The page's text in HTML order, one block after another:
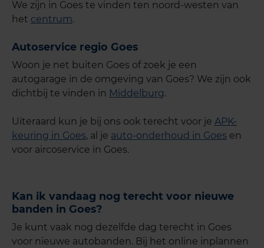
We zijn in Goes te vinden ten noord-westen van
het centrum.
Autoservice regio Goes
Woon je net buiten Goes of zoek je een
autogarage in de omgeving van Goes? We zijn ook
dichtbij te vinden in Middelburg.
Uiteraard kun je bij ons ook terecht voor je APK-
keuring in Goes, al je auto-onderhoud in Goes en
voor aircoservice in Goes.
Kan ik vandaag nog terecht voor nieuwe
banden in Goes?
Je kunt vaak nog dezelfde dag terecht in Goes
voor nieuwe autobanden. Bij het online inplannen